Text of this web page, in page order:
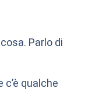
Parlo di
qualche